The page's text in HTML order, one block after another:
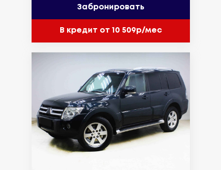
Забронировать
В кредит от 10 509р/мес